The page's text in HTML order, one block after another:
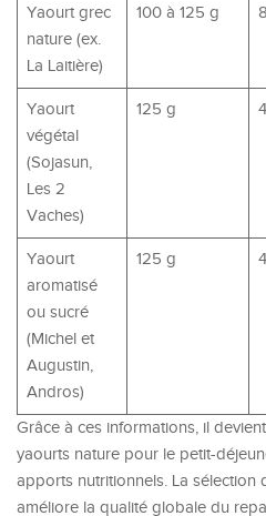
Yaourt grec
nature (ex.
La Laitière)
100 à 125 g
Yaourt
végétal
(Sojasun,
Les 2
Vaches)
125 g
Yaourt
aromatisé
ou sucré
(Michel et
Augustin,
Andros)
125 g
Grâce à ces informations, il
yaourts nature pour le petit-
apports nutritionnels. La sélection
améliore la qualité globale du